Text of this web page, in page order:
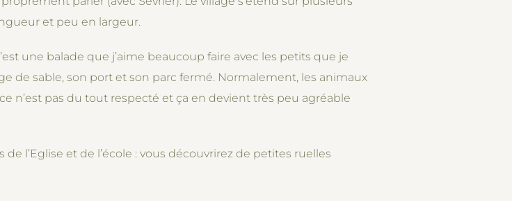
et peu en largeur.
une balade que j’aime beaucoup faire avec les petits que je
de sable, son port et son parc fermé. Normalement, les animaux
n’est pas du tout respecté et ça en devient très peu agréable
l’Eglise et de l’école : vous découvrirez de petites ruelles